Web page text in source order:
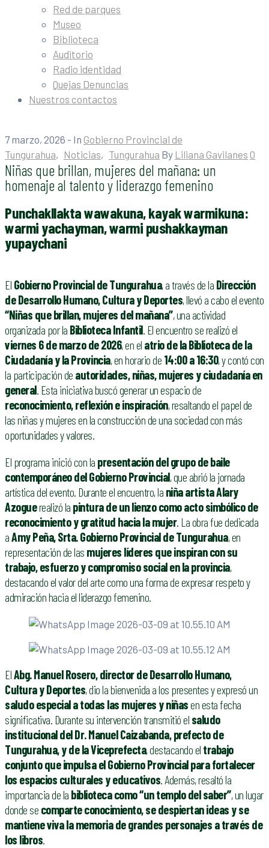
Red de parques
Museo
Biblioteca
Auditorio
Radio identidad
Quejas Denuncias
Nuestros contactos
7 marzo, 2026 - In Gobierno Provincial de
Tungurahua‚ Noticias‚ Tungurahua By Liliana Gavilanes 0
Niñas que brillan, mujeres del mañana: un
homenaje al talento y liderazgo femenino
Punchakllakta wawakuna, kayak warmikuna:
warmi yachayman, warmi pushakkayman
yupaychani
El Gobierno Provincial de Tungurahua, a través de la Dirección
de Desarrollo Humano, Cultura y Deportes, llevó a cabo el evento
“Niñas que brillan, mujeres del mañana”, una actividad
organizada por la Biblioteca Infantil. El encuentro se realizó el
viernes 6 de marzo de 2026, en el atrio de la Biblioteca de la
Ciudadanía y la Provincia, en horario de 14:00 a 16:30, y contó con
la participación de autoridades, niñas, mujeres y ciudadanía en
general. Esta iniciativa buscó generar un espacio de
reconocimiento, reflexión e inspiración, resaltando el papel de
las niñas y mujeres en la construcción de una sociedad con más
oportunidades y valores.
El programa inició con la presentación del grupo de baile
contemporáneo del Gobierno Provincial, que abrió la jornada
artística del evento. Durante el encuentro, la niña artista Alary
Azoguerealizó la pintura de un lienzo como acto simbólico de
reconocimiento y gratitud hacia la mujer. La obra fue dedicada
aAmy Peña, Srta. Gobierno Provincial de Tungurahua, en
representación de las mujeres líderes que inspiran con su
trabajo, esfuerzo y compromiso social en la provincia,
destacando el valor del arte como una forma de expresar respeto y
admiración hacia el liderazgo femenino.
ElAbg. Manuel Rosero, director de Desarrollo Humano,
Cultura y Deportes, dio la bienvenida a los presentes y expresó un
saludo especial a todas las mujeres y niñasen esta fecha
significativa. Durante su intervención transmitió el saludo
institucional del Dr. Manuel Caizabanda, prefecto de
Tungurahua, y de la Viceprefecta, destacando el trabajo
conjunto que impulsa el Gobierno Provincial para fortalecer
los espacios culturales y educativos. Además, resaltó la
importancia de la biblioteca como “un templo del saber”, un lugar
donde se comparte conocimiento, se despiertan ideas y se
mantiene viva la memoria de grandes personajes a través de
los libros.